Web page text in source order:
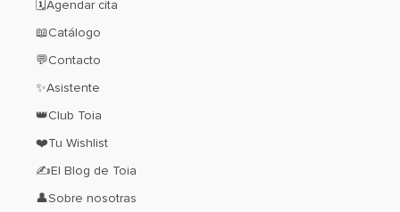
🗓️Agendar cita
📖Catálogo
💬Contacto
✨Asistente
👑Club Toia
❤️Tu Wishlist
✍El Blog de Toia
👤Sobre nosotras